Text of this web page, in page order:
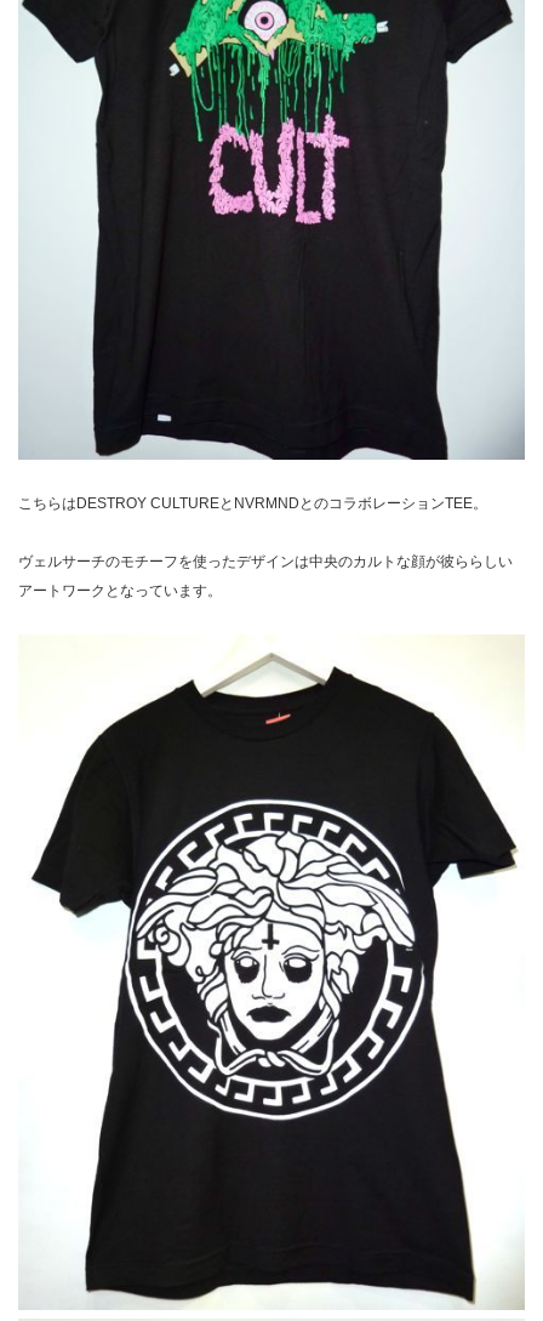
こちらはDESTROY CULTUREとNVRMNDとのコラボレーションTEE。
ヴェルサーチのモチーフを使ったデザインは中央のカルトな顔が彼ららしい
アートワークとなっています。